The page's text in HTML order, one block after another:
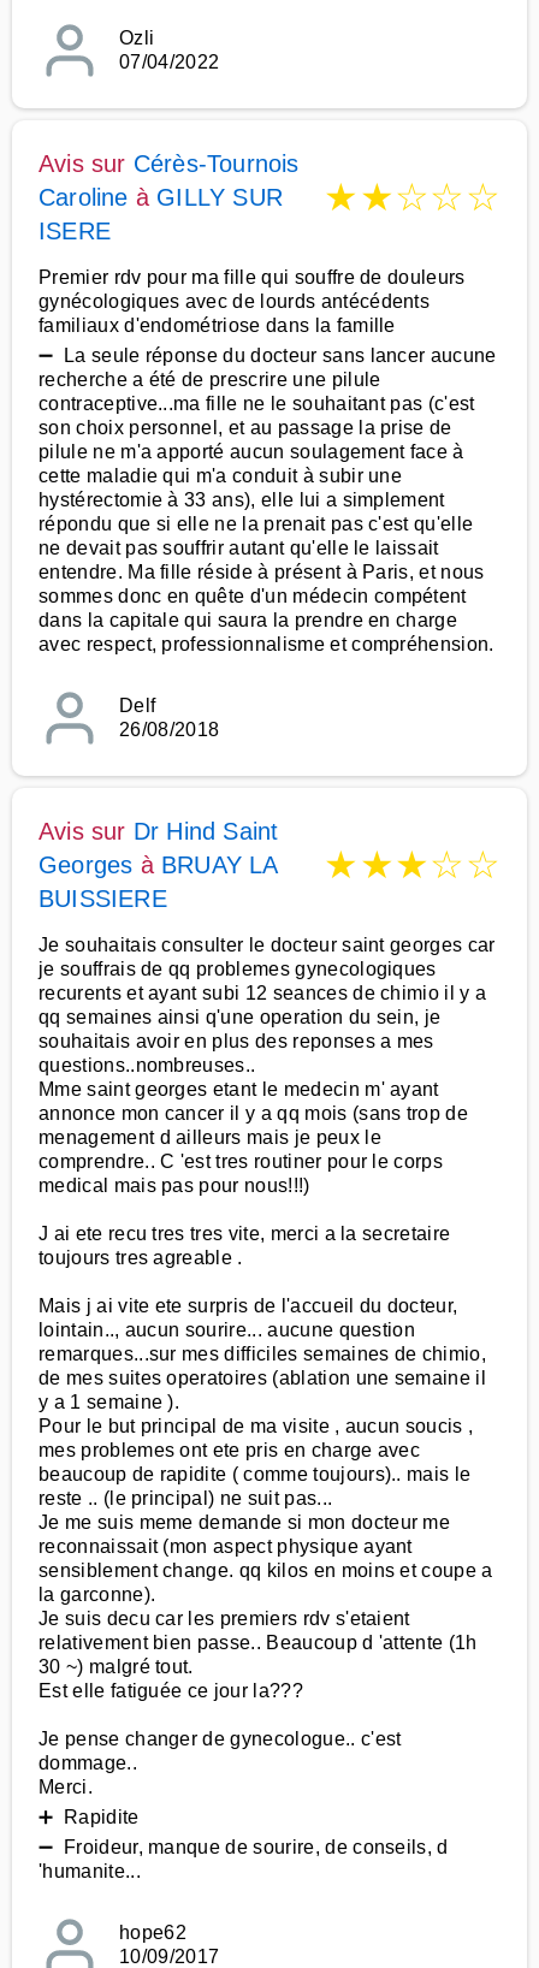
Ozli
07/04/2022
Avis sur Cérès-Tournois
Caroline à GILLY SUR
ISERE
★★☆☆☆
Premier rdv pour ma fille qui souffre de douleurs
gynécologiques avec de lourds antécédents
familiaux d'endométriose dans la famille
➖ La seule réponse du docteur sans lancer aucune
recherche a été de prescrire une pilule
contraceptive...ma fille ne le souhaitant pas (c'est
son choix personnel, et au passage la prise de
pilule ne m'a apporté aucun soulagement face à
cette maladie qui m'a conduit à subir une
hystérectomie à 33 ans), elle lui a simplement
répondu que si elle ne la prenait pas c'est qu'elle
ne devait pas souffrir autant qu'elle le laissait
entendre. Ma fille réside à présent à Paris, et nous
sommes donc en quête d'un médecin compétent
dans la capitale qui saura la prendre en charge
avec respect, professionnalisme et compréhension.
Delf
26/08/2018
Avis sur Dr Hind Saint
Georges à BRUAY LA
BUISSIERE
★★★☆☆
Je souhaitais consulter le docteur saint georges car
je souffrais de qq problemes gynecologiques
recurents et ayant subi 12 seances de chimio il y a
qq semaines ainsi q'une operation du sein, je
souhaitais avoir en plus des reponses a mes
questions..nombreuses..
Mme saint georges etant le medecin m' ayant
annonce mon cancer il y a qq mois (sans trop de
menagement d ailleurs mais je peux le
comprendre.. C 'est tres routiner pour le corps
medical mais pas pour nous!!!)
J ai ete recu tres tres vite, merci a la secretaire
toujours tres agreable .
Mais j ai vite ete surpris de l'accueil du docteur,
lointain.., aucun sourire... aucune question
remarques...sur mes difficiles semaines de chimio,
de mes suites operatoires (ablation une semaine il
y a 1 semaine ).
Pour le but principal de ma visite , aucun soucis ,
mes problemes ont ete pris en charge avec
beaucoup de rapidite ( comme toujours).. mais le
reste .. (le principal) ne suit pas...
Je me suis meme demande si mon docteur me
reconnaissait (mon aspect physique ayant
sensiblement change. qq kilos en moins et coupe a
la garconne).
Je suis decu car les premiers rdv s'etaient
relativement bien passe.. Beaucoup d 'attente (1h
30 ~) malgré tout.
Est elle fatiguée ce jour la???
Je pense changer de gynecologue.. c'est
dommage..
Merci.
➕ Rapidite
➖ Froideur, manque de sourire, de conseils, d
'humanite...
hope62
10/09/2017